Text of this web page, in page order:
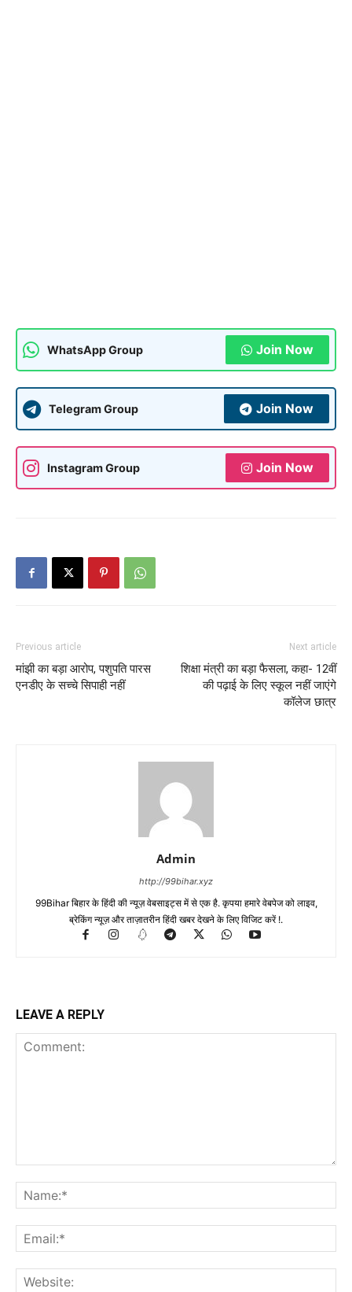
WhatsApp Group Join Now
Telegram Group Join Now
Instagram Group Join Now
Previous article
मांझी का बड़ा आरोप, पशुपति पारस
एनडीए के सच्चे सिपाही नहीं
Next article
शिक्षा मंत्री का बड़ा फैसला, कहा- 12वीं
की पढ़ाई के लिए स्कूल नहीं जाएंगे
कॉलेज छात्र
Admin
http://99bihar.xyz
99Bihar बिहार के हिंदी की न्यूज़ वेबसाइट्स में से एक है. कृपया हमारे वेबपेज को लाइव,
ब्रेकिंग न्यूज़ और ताज़ातरीन हिंदी खबर देखने के लिए विजिट करें !.
LEAVE A REPLY